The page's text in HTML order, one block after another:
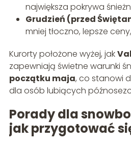
największa pokrywa
Grudzień (przed
mniej tłoczno, lepsze
Kurorty położone wyżej, jak
zapewniają świetne warunki
początku maja, co stanowi
dla osób lubiących
Porady dla
jak przygotować